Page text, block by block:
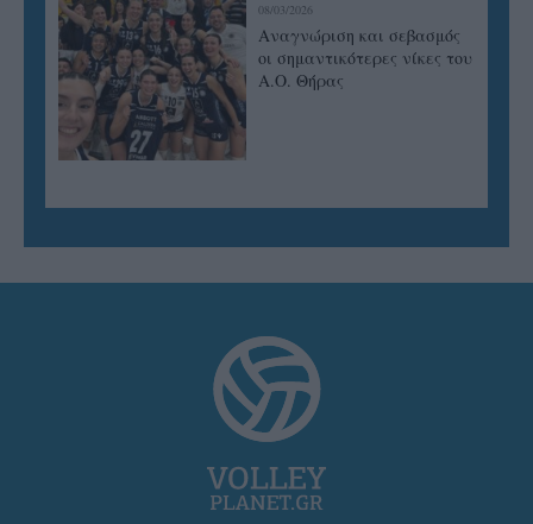
08/03/2026
Αναγνώριση και σεβασμός
οι σημαντικότερες νίκες του
Α.Ο. Θήρας